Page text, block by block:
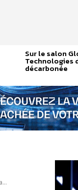
Sur le salon
Technologies
décarbonée